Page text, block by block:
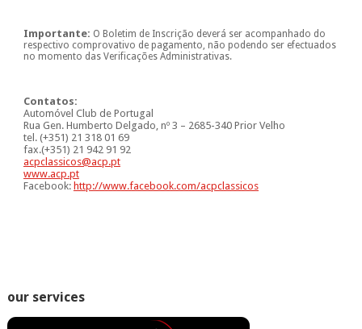
Importante: O Boletim de Inscrição deverá ser acompanhado do
respectivo comprovativo de pagamento, não podendo ser efectuados
no momento das Verificações Administrativas.
Contatos:
Automóvel Club de Portugal
Rua Gen. Humberto Delgado, nº 3 – 2685-340 Prior Velho
tel. (+351) 21 318 01 69
fax.(+351) 21 942 91 92
acpclassicos@acp.pt
www.acp.pt
Facebook: http://www.facebook.com/acpclassicos
our services